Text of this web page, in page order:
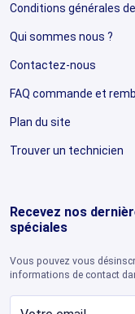
Conditions générales
Qui sommes nous ?
Contactez-nous
FAQ commande et
Plan du site
Trouver un technicien
Recevez nos
spéciales
Vous pouvez vous
informations de contact